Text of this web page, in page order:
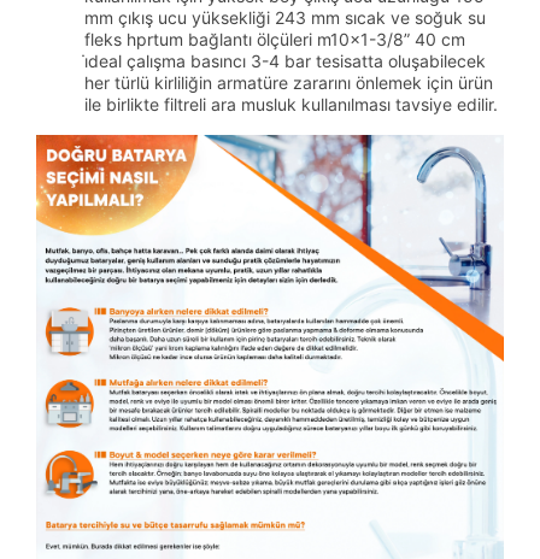
mm çıkış ucu yüksekliği 243 mm sıcak ve soğuk su
fleks hprtum bağlantı ölçüleri m10x1-3/8” 40 cm
i̇deal çalışma basıncı 3-4 bar tesisatta oluşabilecek
her türlü kirliliğin armatüre zararını önlemek için ürün
ile birlikte filtreli ara musluk kullanılması tavsiye edilir.